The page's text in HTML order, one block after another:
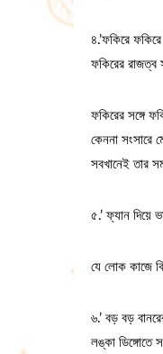
৪.’ফকিরে
ফকিরের রাজত্ব
ফকিরের সঙ্গে
কেননা সংসারে
সবখানেই তার
৫.’ ফ্যান দিয়ে
যে লোক কাজে
৬.’ বড় বড়
লঙ্কা ডিঙ্গোতে